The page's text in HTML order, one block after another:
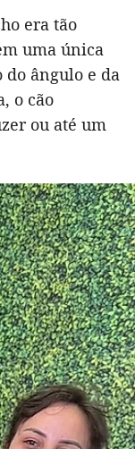
era tão
uma única
do ângulo e da
o cão
ou até um